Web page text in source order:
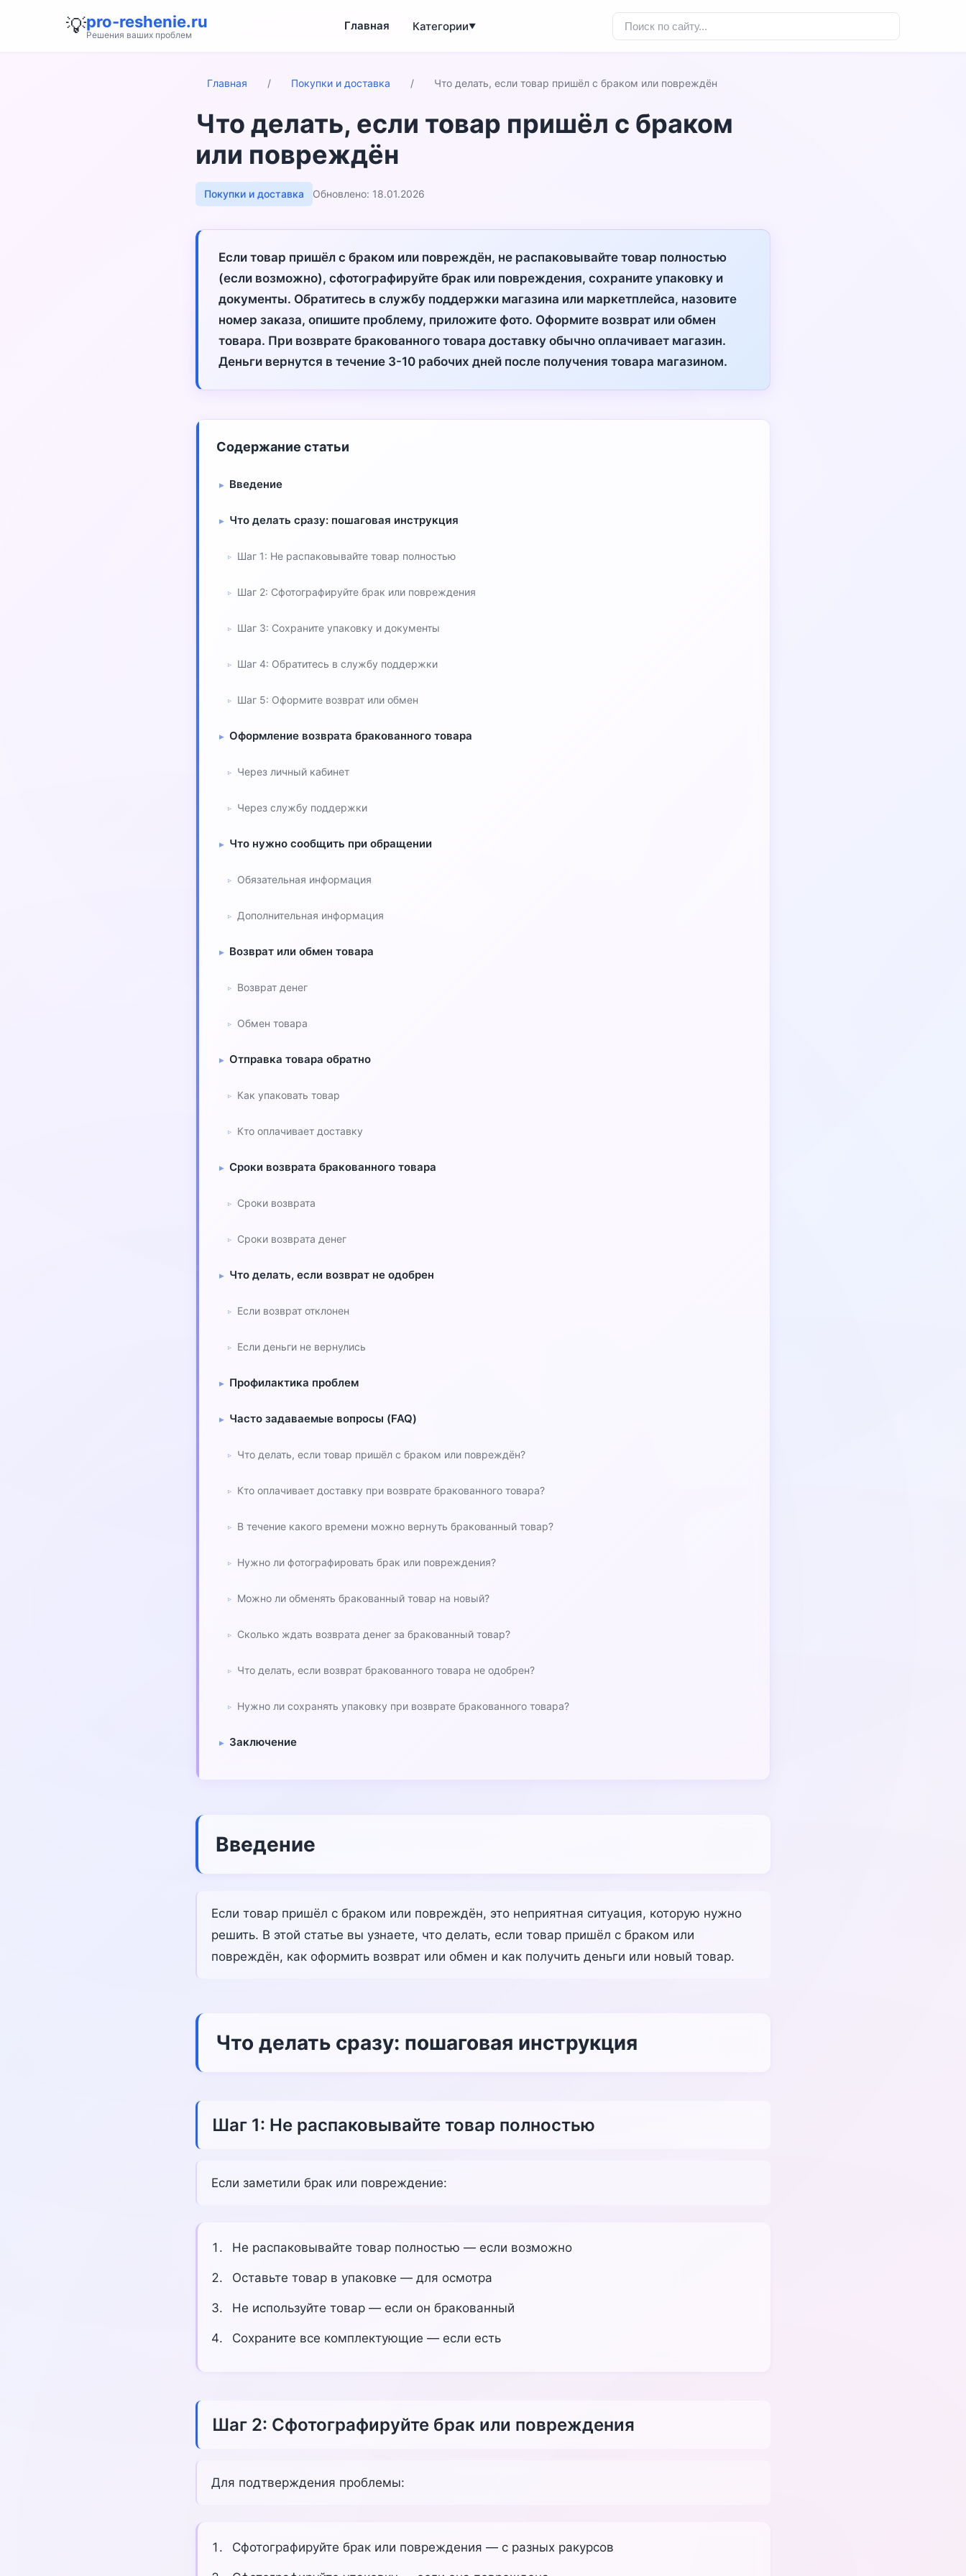
💡pro-reshenie.ru
Решения ваших проблем
Главная Категории▼
Главная / Покупки и доставка / Что делать, если товар пришёл с браком или повреждён
Что делать, если товар пришёл с браком
или повреждён
Покупки и доставка Обновлено: 18.01.2026
Если товар пришёл с браком или повреждён, не распаковывайте товар полностью
(если возможно), сфотографируйте брак или повреждения, сохраните упаковку и
документы. Обратитесь в службу поддержки магазина или маркетплейса, назовите
номер заказа, опишите проблему, приложите фото. Оформите возврат или обмен
товара. При возврате бракованного товара доставку обычно оплачивает магазин.
Деньги вернутся в течение 3-10 рабочих дней после получения товара магазином.
Содержание статьи
Введение
Что делать сразу: пошаговая инструкция
Шаг 1: Не распаковывайте товар полностью
Шаг 2: Сфотографируйте брак или повреждения
Шаг 3: Сохраните упаковку и документы
Шаг 4: Обратитесь в службу поддержки
Шаг 5: Оформите возврат или обмен
Оформление возврата бракованного товара
Через личный кабинет
Через службу поддержки
Что нужно сообщить при обращении
Обязательная информация
Дополнительная информация
Возврат или обмен товара
Возврат денег
Обмен товара
Отправка товара обратно
Как упаковать товар
Кто оплачивает доставку
Сроки возврата бракованного товара
Сроки возврата
Сроки возврата денег
Что делать, если возврат не одобрен
Если возврат отклонен
Если деньги не вернулись
Профилактика проблем
Часто задаваемые вопросы (FAQ)
Что делать, если товар пришёл с браком или повреждён?
Кто оплачивает доставку при возврате бракованного товара?
В течение какого времени можно вернуть бракованный товар?
Нужно ли фотографировать брак или повреждения?
Можно ли обменять бракованный товар на новый?
Сколько ждать возврата денег за бракованный товар?
Что делать, если возврат бракованного товара не одобрен?
Нужно ли сохранять упаковку при возврате бракованного товара?
Заключение
Введение
Если товар пришёл с браком или повреждён, это неприятная ситуация, которую нужно
решить. В этой статье вы узнаете, что делать, если товар пришёл с браком или
повреждён, как оформить возврат или обмен и как получить деньги или новый товар.
Что делать сразу: пошаговая инструкция
Шаг 1: Не распаковывайте товар полностью
Если заметили брак или повреждение:
Не распаковывайте товар полностью — если возможно
Оставьте товар в упаковке — для осмотра
Не используйте товар — если он бракованный
Сохраните все комплектующие — если есть
Шаг 2: Сфотографируйте брак или повреждения
Для подтверждения проблемы:
Сфотографируйте брак или повреждения — с разных ракурсов